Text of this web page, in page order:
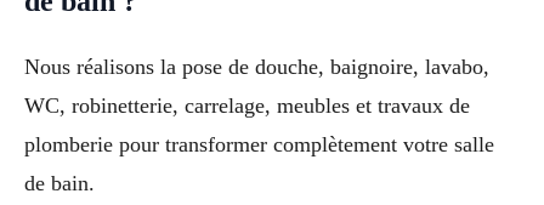
Nous réalisons la pose de douche, baignoire, lavabo,
WC, robinetterie, carrelage, meubles et travaux de
plomberie pour transformer complètement votre salle
de bain.